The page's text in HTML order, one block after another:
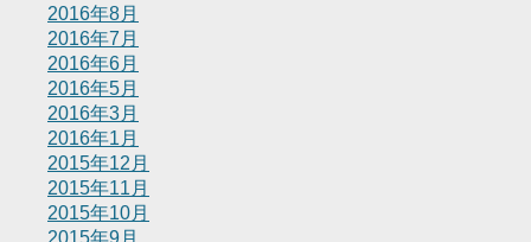
2016年8月
2016年7月
2016年6月
2016年5月
2016年3月
2016年1月
2015年12月
2015年11月
2015年10月
2015年9月